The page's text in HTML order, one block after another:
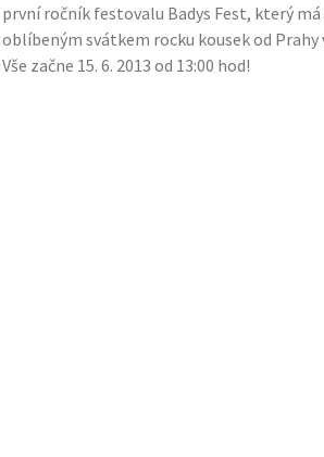
první ročník festovalu Badys Fest, který
oblíbeným svátkem rocku kousek od Prahy
Vše začne 15. 6. 2013 od 13:00 hod!